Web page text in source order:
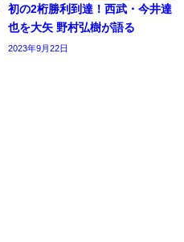
初の2桁勝利到達！西武・今井達
也を大矢 野村弘樹が語る
2023年9月22日